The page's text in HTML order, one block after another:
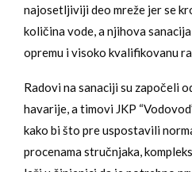
najosetljiviji deo mreže jer se
količina vode, a njihova
opremu i visoko kvalifikovanu
Radovi na sanaciji su započeli
havarije, a timovi JKP
kako bi što pre uspostavili
procenama stručnjaka,